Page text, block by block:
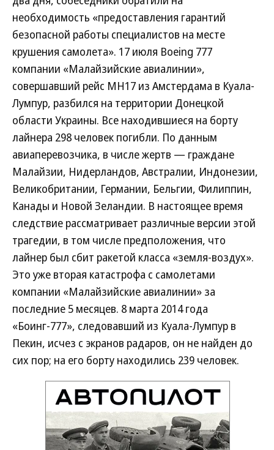
необходимость «предоставления гарантий
безопасной работы специалистов на месте
крушения самолета». 17 июля Boeing 777
компании «Малайзийские авиалинии»,
совершавший рейс MH17 из Амстердама в Куала-
Лумпур, разбился на территории Донецкой
области Украины. Все находившиеся на борту
лайнера 298 человек погибли. По данным
авиаперевозчика, в числе жертв — граждане
Малайзии, Нидерландов, Австралии, Индонезии,
Великобритании, Германии, Бельгии, Филиппин,
Канады и Новой Зеландии. В настоящее время
следствие рассматривает различные версии этой
трагедии, в том числе предположения, что
лайнер был сбит ракетой класса «земля-воздух».
Это уже вторая катастрофа с самолетами
компании «Малайзийские авиалинии» за
последние 5 месяцев. 8 марта 2014 года
«Боинг-777», следовавший из Куала-Лумпур в
Пекин, исчез с экранов радаров, он не найден до
сих пор; на его борту находились 239 человек.